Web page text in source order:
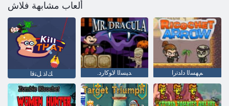
ألعاب مشابهة فلاش
ﻚﻟﺫ ﻞﺘﻗﺍ .ﺪﻴﺴﻟﺍ ﻻ ﻮﻛﺍﺭﺩ ﻢﻬﺴﻟﺍ ﺩﺍﺪﺗﺭﺍ